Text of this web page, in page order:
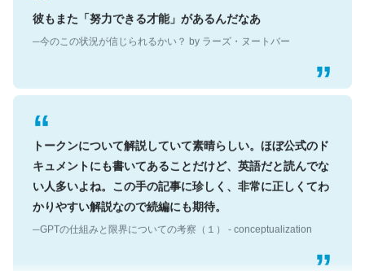
彼もまた「努力できる才能」があるんだなあ
─今のこの状況が信じられるかい？ by ラーズ・ヌートバー
トークンについて解説していて素晴らしい。ほぼ公式のド
キュメントにも書いてあることだけど、英語だと読んでな
い人多いよね。この手の記事に珍しく、非常に正しくてわ
かりやすい解説なので続編にも期待。
─GPTの仕組みと限界についての考察（１） - conceptualization